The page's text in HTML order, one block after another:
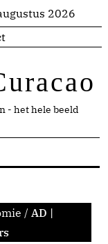
2026
- het hele beeld
/ AD |